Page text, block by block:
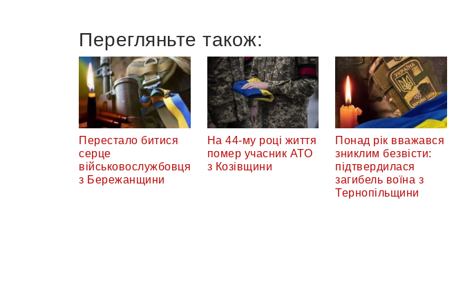
Перегляньте також:
Перестало битися
серце
військовослужбовця
з Бережанщини
На 44-му році життя
помер учасник АТО
з Козівщини
Понад рік вважався
зниклим безвісти:
підтвердилася
загибель воїна з
Тернопільщини